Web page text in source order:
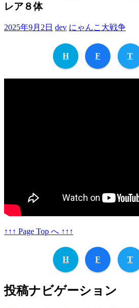
レア８体
2025年9月2日 dev にゃんこ大戦争
H F T
↑↑↑ Page Top へ ↑↑↑
H F T
投稿ナビゲーション